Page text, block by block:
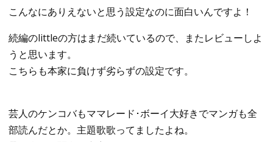
こんなにありえないと思う設定なのに面白いんですよ！
続編のlittleの方はまだ続いているので、またレビューしよ
うと思います。
こちらも本家に負けず劣らずの設定です。
芸人のケンコバもママレード･ボーイ大好きでマンガも全
部読んだとか。主題歌歌ってましたよね。